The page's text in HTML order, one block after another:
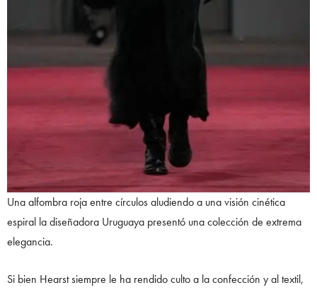
Una alfombra roja entre círculos aludiendo a una visión cinética
espiral la diseñadora Uruguaya presentó una colección de extrema
elegancia.
Si bien Hearst siempre le ha rendido culto a la confección y al textil,